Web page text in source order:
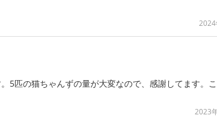
2024
5匹の猫ちゃんずの量が大変なので、感謝してます。
2023